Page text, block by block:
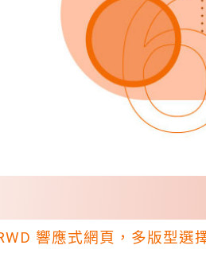
響應式網頁，多版型選